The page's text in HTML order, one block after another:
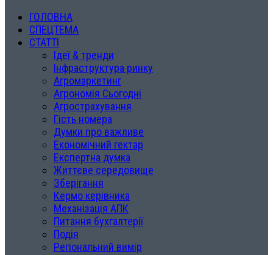
ГОЛОВНА
СПЕЦТЕМА
СТАТТІ
Ідеї & тренди
Інфраструктура ринку
Агромаркетинг
Агрономія Сьогодні
Агрострахування
Гість номера
Думки про важливе
Економічний гектар
Експертна думка
Життєве середовище
Зберігання
Кермо керівника
Механізація АПК
Питання бухгалтерії
Подія
Регіональний вимір